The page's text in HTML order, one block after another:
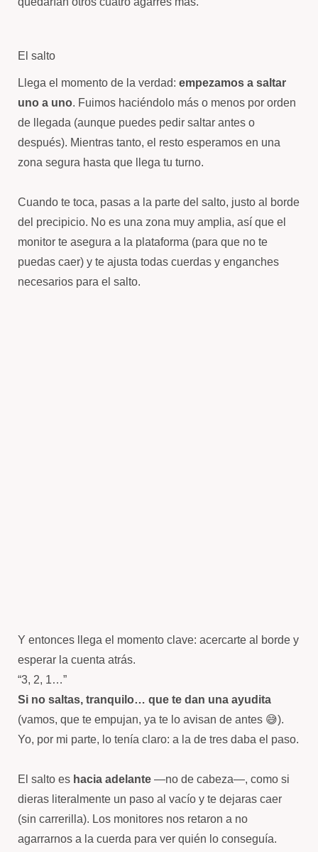
El salto
Llega el momento de la verdad: empezamos a saltar
uno a uno. Fuimos haciéndolo más o menos por orden
de llegada (aunque puedes pedir saltar antes o
después). Mientras tanto, el resto esperamos en una
zona segura hasta que llega tu turno.
Cuando te toca, pasas a la parte del salto, justo al borde
del precipicio. No es una zona muy amplia, así que el
monitor te asegura a la plataforma (para que no te
puedas caer) y te ajusta todas cuerdas y enganches
necesarios para el salto.
Y entonces llega el momento clave: acercarte al borde y
esperar la cuenta atrás.
“3, 2, 1…”
Si no saltas, tranquilo… que te dan una ayudita
(vamos, que te empujan, ya te lo avisan de antes 😅).
Yo, por mi parte, lo tenía claro: a la de tres daba el paso.
El salto es hacia adelante —no de cabeza—, como si
dieras literalmente un paso al vacío y te dejaras caer
(sin carrerilla). Los monitores nos retaron a no
agarrarnos a la cuerda para ver quién lo conseguía.